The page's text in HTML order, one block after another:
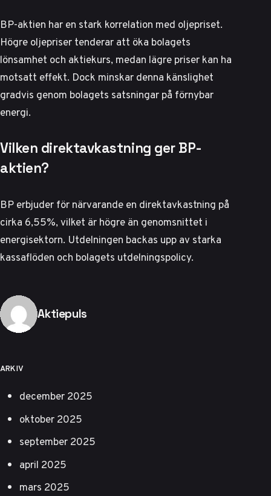
BP-aktien har en stark korrelation med oljepriset.
Högre oljepriser tenderar att öka bolagets
lönsamhet och aktiekurs, medan lägre priser kan ha
motsatt effekt. Dock minskar denna känslighet
gradvis genom bolagets satsningar på förnybar
energi.
Vilken direktavkastning ger BP-
aktien?
BP erbjuder för närvarande en direktavkastning på
cirka 6,55%, vilket är högre än genomsnittet i
energisektorn. Utdelningen backas upp av starka
kassaflöden och bolagets utdelningspolicy.
Publicerad av
Aktiepuls
ARKIV
december 2025
oktober 2025
september 2025
april 2025
mars 2025